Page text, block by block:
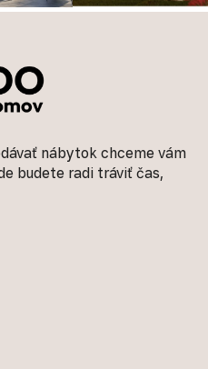
nábytok chceme vám
budete radi tráviť čas,